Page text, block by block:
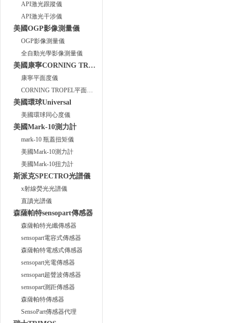
API激光跟蹤儀
API激光干涉儀
美國OGP影像測量儀
OGP影像測量儀
全自動光學影像測量儀
美國康寧CORNING TROPEL
康寧平面度儀
CORNING TROPEL平面度儀
美國環球Universal
美國環球同心度儀
美國Mark-10測力計
mark-10 瓶蓋扭矩儀
美國Mark-10測力計
美國Mark-10扭力計
斯派克SPECTRO光譜儀
x射線熒光光譜儀
直讀光譜儀
森薩帕特sensopart傳感器
森薩帕特光纖傳感器
sensopart電容式傳感器
森薩帕特電感式傳感器
sensopart光電傳感器
sensopart超聲波傳感器
sensopart測距傳感器
森薩帕特傳感器
SensoPart傳感器代理